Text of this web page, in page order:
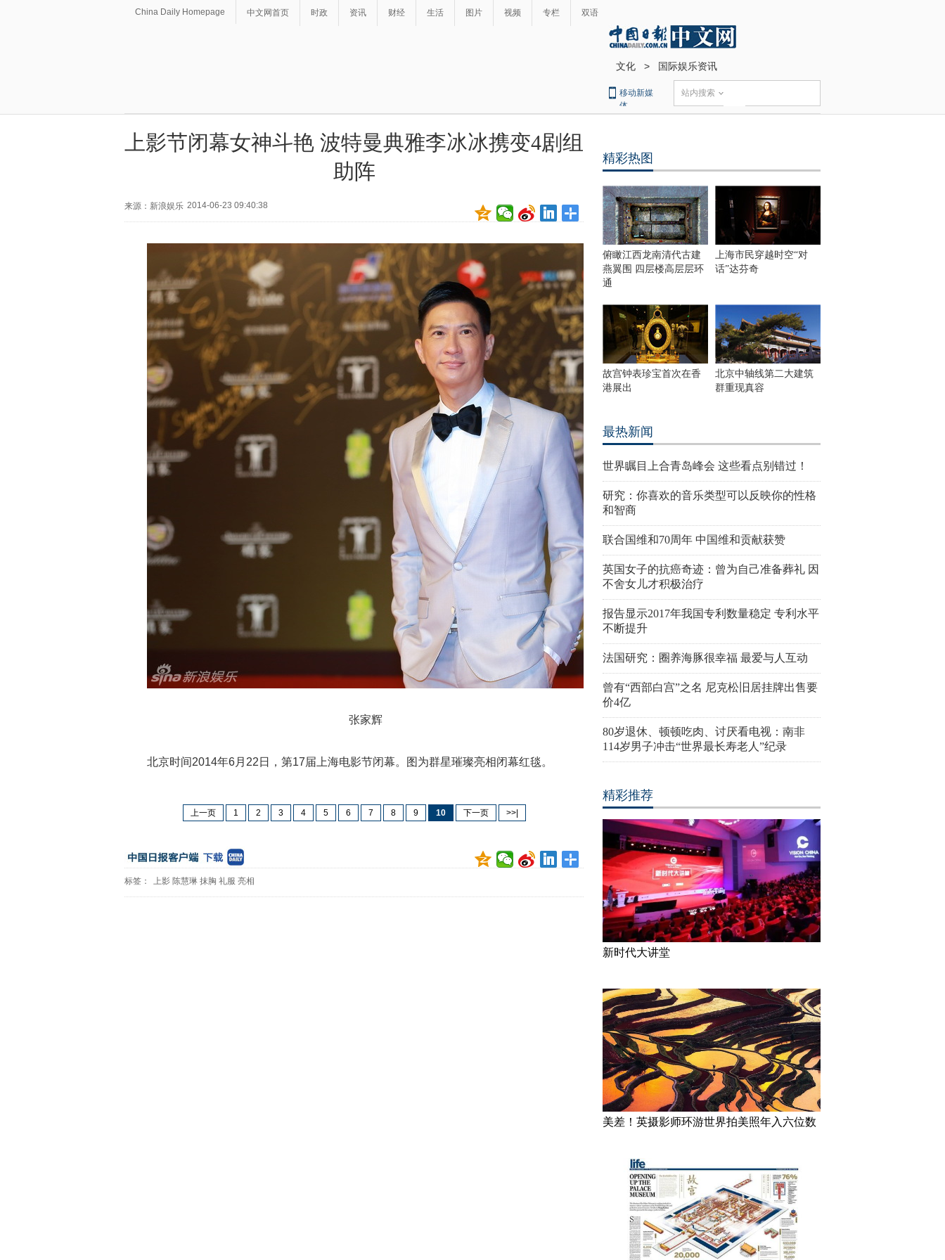
China Daily Homepage 中文网首页 时政 资讯 财经 生活 图片 视频 专栏 双语
文化 > 国际娱乐资讯
移动新媒
体
站内搜索
上影节闭幕女神斗艳 波特曼典雅李冰冰携变4剧组
助阵
来源：新浪娱乐 2014-06-23 09:40:38
张家辉
北京时间2014年6月22日，第17届上海电影节闭幕。图为群星璀璨亮相闭幕红毯。
上一页 1 2 3 4 5 6 7 8 9 10 下一页 >>|
标签： 上影 陈慧琳 抹胸 礼服 亮相
精彩热图
俯瞰江西龙南清代古建
燕翼围 四层楼高层层环
通
上海市民穿越时空“对
话”达芬奇
故宫钟表珍宝首次在香
港展出
北京中轴线第二大建筑
群重现真容
最热新闻
世界瞩目上合青岛峰会 这些看点别错过！
研究：你喜欢的音乐类型可以反映你的性格
和智商
联合国维和70周年 中国维和贡献获赞
英国女子的抗癌奇迹：曾为自己准备葬礼 因
不舍女儿才积极治疗
报告显示2017年我国专利数量稳定 专利水平
不断提升
法国研究：圈养海豚很幸福 最爱与人互动
曾有“西部白宫”之名 尼克松旧居挂牌出售要
价4亿
80岁退休、顿顿吃肉、讨厌看电视：南非
114岁男子冲击“世界最长寿老人”纪录
精彩推荐
新时代大讲堂
美差！英摄影师环游世界拍美照年入六位数